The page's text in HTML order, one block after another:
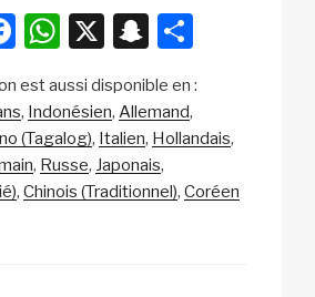
F
c
e
b
o
W
at
s
A
p
X
S
a
p
c
h
ta
g
est aussi disponible en :
Indonésien Allemand
(Tagalog) Italien Hollandais
Russe Japonais
Chinois (Traditionnel) Coréen